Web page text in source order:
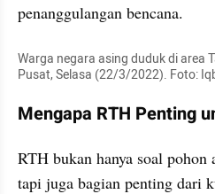
penanggulangan bencana.
Warga negara asing duduk di area
Pusat, Selasa (22/3/2022). Foto:
Mengapa RTH Penting
RTH bukan hanya soal pohon
tapi juga bagian penting dari